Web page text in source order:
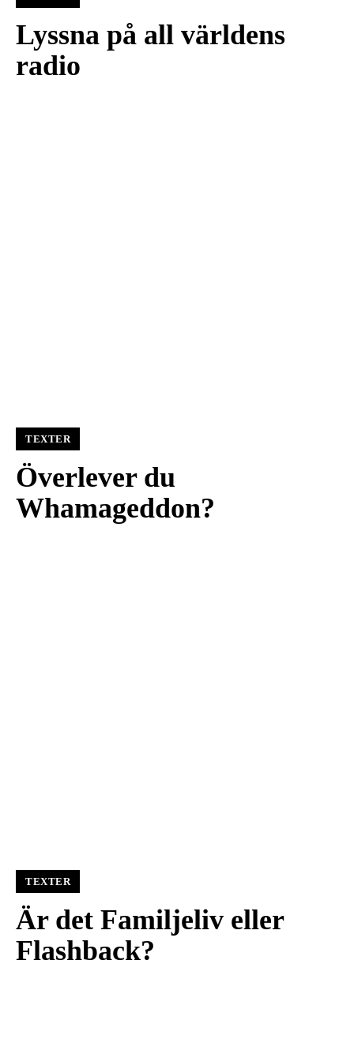
Lyssna på all världens
radio
TEXTER
Överlever du
Whamageddon?
TEXTER
Är det Familjeliv eller
Flashback?